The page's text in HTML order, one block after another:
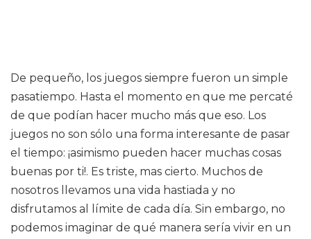
De pequeño, los juegos siempre fueron un simple
pasatiempo. Hasta el momento en que me percaté
de que podían hacer mucho más que eso. Los
juegos no son sólo una forma interesante de pasar
el tiempo: ¡asimismo pueden hacer muchas cosas
buenas por ti!. Es triste, mas cierto. Muchos de
nosotros llevamos una vida hastiada y no
disfrutamos al límite de cada día. Sin embargo, no
podemos imaginar de qué manera sería vivir en un